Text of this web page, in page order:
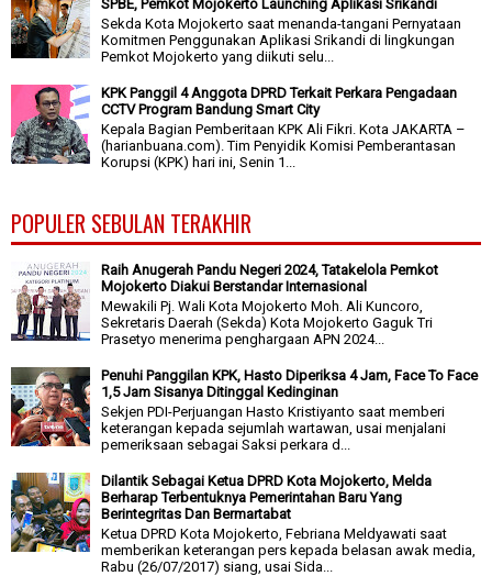
SPBE, Pemkot Mojokerto Launching Aplikasi Srikandi
Sekda Kota Mojokerto saat menanda-tangani Pernyataan
Komitmen Penggunakan Aplikasi Srikandi di lingkungan
Pemkot Mojokerto yang diikuti selu...
KPK Panggil 4 Anggota DPRD Terkait Perkara Pengadaan
CCTV Program Bandung Smart City
Kepala Bagian Pemberitaan KPK Ali Fikri. Kota JAKARTA –
(harianbuana.com). Tim Penyidik Komisi Pemberantasan
Korupsi (KPK) hari ini, Senin 1...
POPULER SEBULAN TERAKHIR
Raih Anugerah Pandu Negeri 2024, Tatakelola Pemkot
Mojokerto Diakui Berstandar Internasional
Mewakili Pj. Wali Kota Mojokerto Moh. Ali Kuncoro,
Sekretaris Daerah (Sekda) Kota Mojokerto Gaguk Tri
Prasetyo menerima penghargaan APN 2024...
Penuhi Panggilan KPK, Hasto Diperiksa 4 Jam, Face To Face
1,5 Jam Sisanya Ditinggal Kedinginan
Sekjen PDI-Perjuangan Hasto Kristiyanto saat memberi
keterangan kepada sejumlah wartawan, usai menjalani
pemeriksaan sebagai Saksi perkara d...
Dilantik Sebagai Ketua DPRD Kota Mojokerto, Melda
Berharap Terbentuknya Pemerintahan Baru Yang
Berintegritas Dan Bermartabat
Ketua DPRD Kota Mojokerto, Febriana Meldyawati saat
memberikan keterangan pers kepada belasan awak media,
Rabu (26/07/2017) siang, usai Sida...